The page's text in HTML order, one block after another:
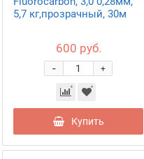
5,7 кг,прозрачный, 30м
600 руб.
+
-
Купить